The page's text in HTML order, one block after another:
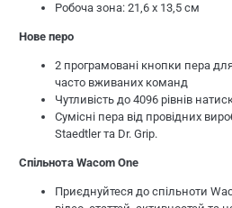
Робоча зона: 21,6 х 13,5 см
Нове перо
2 програмовані кнопки пера
часто вживаних команд
Чутливість до 4096 рівнів
Сумісні пера від провідних
Staedtler та Dr. Grip.
Спільнота Wacom One
Приєднуйтеся до спільноти